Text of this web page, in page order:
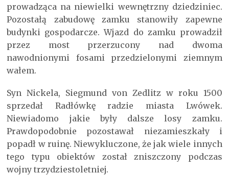
prowadząca na niewielki wewnętrzny dziedziniec.
Pozostałą zabudowę zamku stanowiły zapewne
budynki gospodarcze. Wjazd do zamku prowadził
przez most przerzucony nad dwoma
nawodnionymi fosami przedzielonymi ziemnym
wałem.
Syn Nickela, Siegmund von Zedlitz w roku 1500
sprzedał Radłówkę radzie miasta Lwówek.
Niewiadomo jakie były dalsze losy zamku.
Prawdopodobnie pozostawał niezamieszkały i
popadł w ruinę. Niewykluczone, że jak wiele innych
tego typu obiektów został zniszczony podczas
wojny trzydziestoletniej.